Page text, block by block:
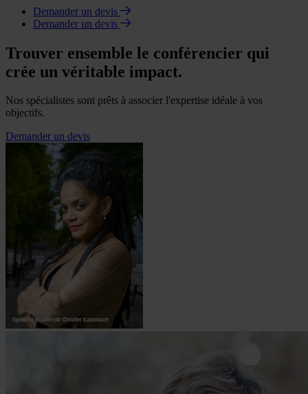
Demander un devis
Demander un devis
Trouver ensemble le conférencier qui
crée un véritable impact.
Nos spécialistes sont prêts à associer l'expertise idéale à vos
objectifs.
Demander un devis